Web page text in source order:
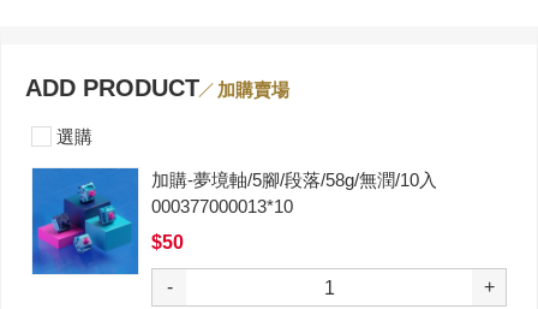
ADD PRODUCT 加購賣場
選購
加購-夢境軸/5腳/段落/58g/無潤/10入
000377000013*10
$50
- +